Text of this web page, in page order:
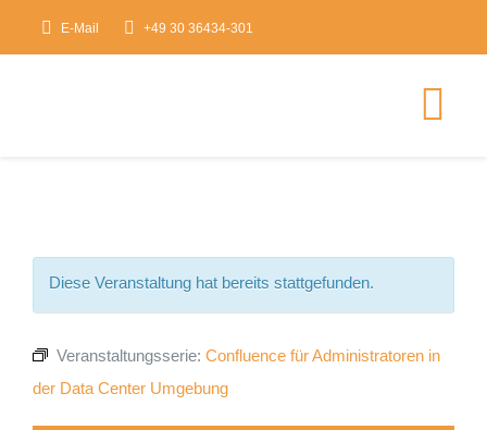
E-Mail +49 30 36434-301
Diese Veranstaltung hat bereits stattgefunden.
Veranstaltungsserie: Confluence für Administratoren in
der Data Center Umgebung